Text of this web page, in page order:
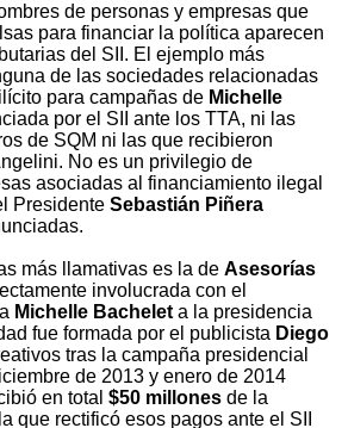
de personas y empresas que
para financiar la política aparecen
del SII. El ejemplo más
de las sociedades relacionadas
para campañas de Michelle
por el SII ante los TTA, ni las
de SQM ni las que recibieron
No es un privilegio de
asociadas al financiamiento ilegal
Presidente Sebastián Piñera
más llamativas es la de Asesorías
involucrada con el
Michelle Bachelet a la presidencia
fue formada por el publicista Diego
tras la campaña presidencial
de 2013 y enero de 2014
en total $50 millones de la
que rectificó esos pagos ante el SII